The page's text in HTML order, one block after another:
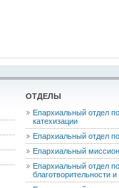
ОТДЕЛЫ
Епархиальный отдел
катехизации
Епархиальный отдел
Епархиальный
Епархиальный отдел
благотворительности